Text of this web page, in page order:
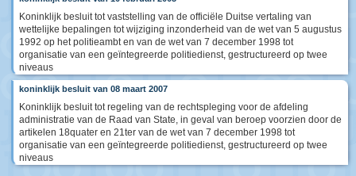
Koninklijk besluit tot vaststelling van de officiële Duitse vertaling van
wettelijke bepalingen tot wijziging inzonderheid van de wet van 5 augustus
1992 op het politieambt en van de wet van 7 december 1998 tot
organisatie van een geïntegreerde politiedienst, gestructureerd op twee
niveaus
koninklijk besluit van 08 maart 2007
Koninklijk besluit tot regeling van de rechtspleging voor de afdeling
administratie van de Raad van State, in geval van beroep voorzien door de
artikelen 18quater en 21ter van de wet van 7 december 1998 tot
organisatie van een geïntegreerde politiedienst, gestructureerd op twee
niveaus